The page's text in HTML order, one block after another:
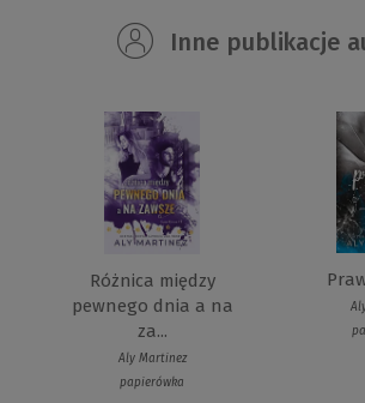
Inne publikacje
Różnica między
pewnego dnia a na
za...
Aly Martinez
papierówka